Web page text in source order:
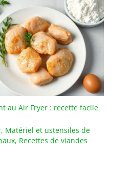
DURABLE - Les planches
à découper sont
fabriquées à partir de
bambou naturel et
durable. Le bambou
pousse rapidement, ne
nécessite pas d'engrais
et se régénère tout seul,
ce qui en fait une culture
très écologique. Sans
produits chimiques
bambou sont
complètement sûres
au Air Fryer : recette facile
, Matériel et ustensiles de
, Recettes de viandes